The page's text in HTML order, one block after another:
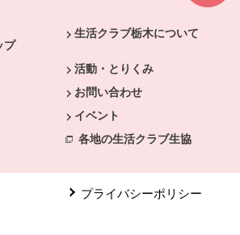
プ
生活クラブ栃木について
活動・とりくみ
お問い合わせ
イベント
各地の生活クラブ生協
プライバシーポリシー